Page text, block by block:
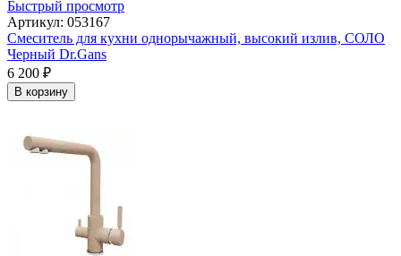
Быстрый просмотр
Артикул: 053167
Смеситель для кухни однорычажный, высокий излив, СОЛО
Черный Dr.Gans
6 200 ₽
В корзину